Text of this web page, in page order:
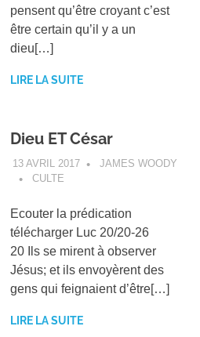
pensent qu’être croyant c’est
être certain qu’il y a un
dieu[…]
LIRE LA SUITE
Dieu ET César
13 AVRIL 2017
JAMES WOODY
CULTE
Ecouter la prédication
télécharger Luc 20/20-26
20 Ils se mirent à observer
Jésus; et ils envoyèrent des
gens qui feignaient d’être[…]
LIRE LA SUITE